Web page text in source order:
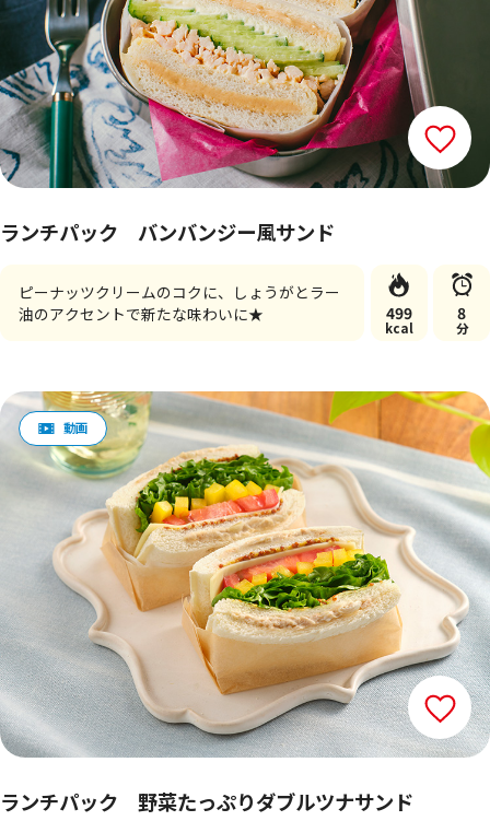
ランチパック バンバンジー風サンド
ピーナッツクリームのコクに、しょうがとラー
油のアクセントで新たな味わいに★
499
kcal
8
分
ランチパック 野菜たっぷりダブルツナサンド